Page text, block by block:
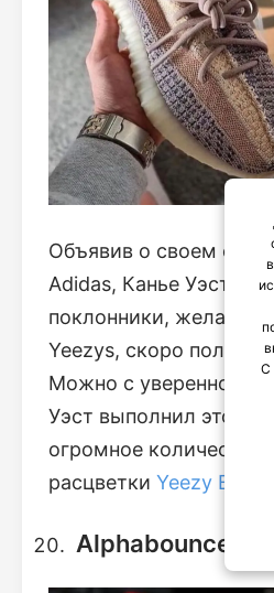
Объявив о своем
Adidas, Канье Уэст
поклонники,
Yeezys, скоро
Можно с уверенностью
Уэст выполнил это
огромное количество
расцветки Yeezy
Alphabounce+
С